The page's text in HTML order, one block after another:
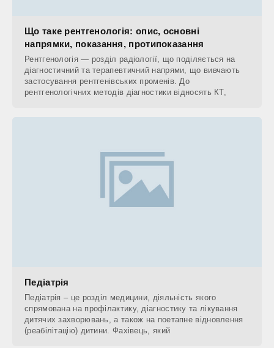
Що таке рентгенологія: опис, основні
напрямки, показання, протипоказання
Рентгенологія — розділ радіології, що поділяється на
діагностичний та терапевтичний напрями, що вивчають
застосування рентгенівських променів. До
рентгенологічних методів діагностики відносять КТ,
Педіатрія
Педіатрія – це розділ медицини, діяльність якого
спрямована на профілактику, діагностику та лікування
дитячих захворювань, а також на поетапне відновлення
(реабілітацію) дитини. Фахівець, який